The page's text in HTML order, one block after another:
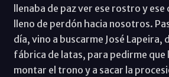
llenaba de paz ver ese rostro y
lleno de perdón hacia nosotros.
día, vino a buscarme José Lapeira,
fábrica de latas, para pedirme que
montar el trono y a sacar la